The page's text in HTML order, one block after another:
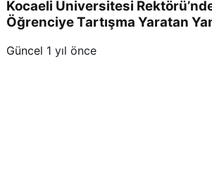
Kocaeli Üniversitesi
Öğrenciye Tartışma Yaratan
Güncel 1 yıl önce